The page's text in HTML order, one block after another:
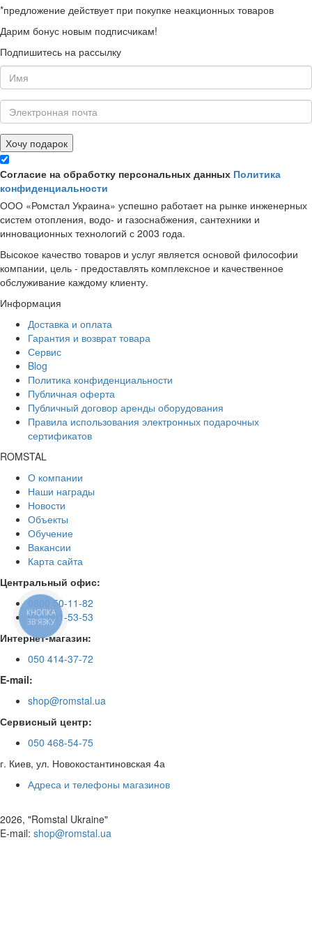
*предложение действует при покупке неакционных товаров
Дарим бонус новым подписчикам!
Подпишитесь на рассылку
Хочу подарок
Согласие на обработку персональных данных Политика
конфиденциальности
ООО «Ромстал Украина» успешно работает на рынке инженерных
систем отопления, водо- и газоснабжения, сантехники и
инновационных технологий с 2003 года.
Высокое качество товаров и услуг является основой философии
компании, цель - предоставлять комплексное и качественное
обслуживание каждому клиенту.
Информация
Доставка и оплата
Гарантия и возврат товара
Сервис
Blog
Политика конфиденциальности
Публичная оферта
Публичный договор аренды оборудования
Правила использования электронных подарочных
сертификатов
ROMSTAL
О компании
Наши награды
Новости
Объекты
Обучение
Вакансии
Карта сайта
Центральный офис:
0800 50-11-82
044 501-53-53
Интернет-магазин:
050 414-37-72
E-mail:
shop@romstal.ua
Сервисный центр:
050 468-54-75
г. Киев, ул. Новокостантиновская 4а
Адреса и телефоны магазинов
2026, "Romstal Ukraine"
​E-mail: shop@romstal.ua
КНОПКА
ЗВ'ЯЗКУ